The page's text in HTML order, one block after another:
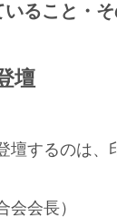
ること・
壇
壇するのは、
会長）